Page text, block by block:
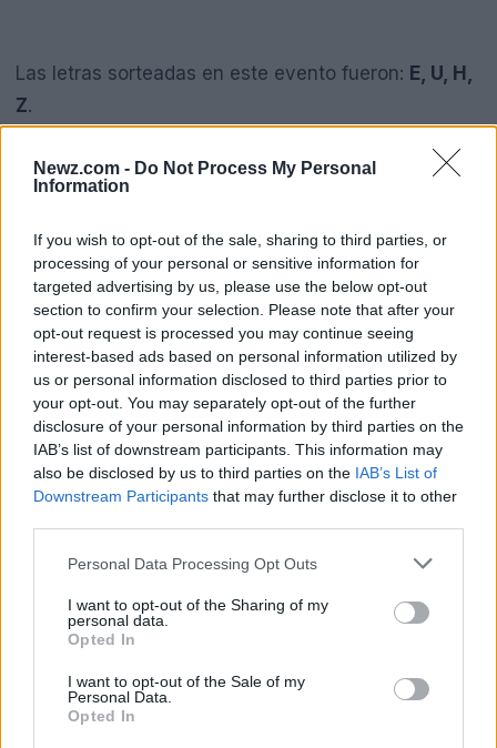
Newz.com - Do Not Process My Personal
Information
If you wish to opt-out of the sale, sharing to third parties, or
processing of your personal or sensitive information for
targeted advertising by us, please use the below opt-out
section to confirm your selection. Please note that after your
opt-out request is processed you may continue seeing
interest-based ads based on personal information utilized by
us or personal information disclosed to third parties prior to
your opt-out. You may separately opt-out of the further
disclosure of your personal information by third parties on the
IAB’s list of downstream participants. This information may
also be disclosed by us to third parties on the IAB’s List of
Downstream Participants that may further disclose it to other
Please note that this website/app uses one or more Google
not limited to your visit or usage behaviour. You may click to
grant or deny consent to Google and its third-party tags to
use your data for below specified purposes in below Google
consent section.
Personal Data Processing Opt Outs
I want to opt-out of the Sharing of my
personal data.
Opted In
I want to opt-out of the Sale of my
Personal Data.
Opted In
Las letras sorteadas en este evento fueron: E, U, H,
Z.
Cómo funciona la Quiniela de la
Quiniela de la Ciudad
es un juego de azar que
consiste en apostar a números de 1, 2, 3 o 4 cifras.
El sorteo se realiza en las salas de laLotería de la
Ciudad de Buenos Airesy utiliza cuatro bolilleros
para conformar los distintos números:
Primer bolillero:
millar (0-9)
Segundo bolillero:
centena (0-9)
Tercer bolillero:
decena (0-9)
Cuarto bolillero:
Quinto bolillero:posiciones en el tablero (1-20)